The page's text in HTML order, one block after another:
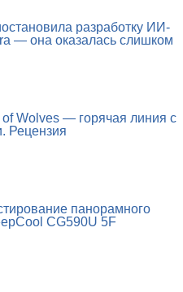
разработку ИИ-
— она оказалась слишком
of Wolves — горячая линия с
Рецензия
панорамного
CG590U 5F